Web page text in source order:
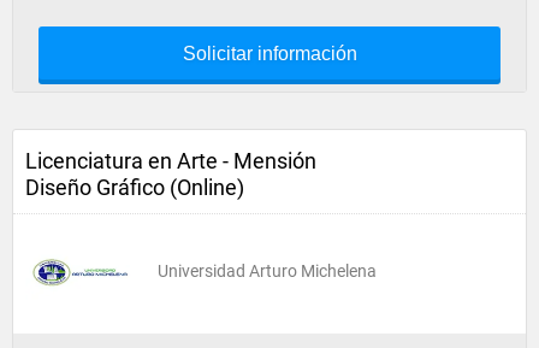
Solicitar información
Licenciatura en Arte - Mensión
Diseño Gráfico (Online)
Universidad Arturo Michelena